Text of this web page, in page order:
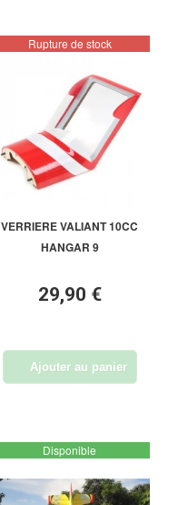
Rupture de stock
VERRIERE VALIANT 10CC
HANGAR 9
29,90 €
Ajouter au panier
Disponible